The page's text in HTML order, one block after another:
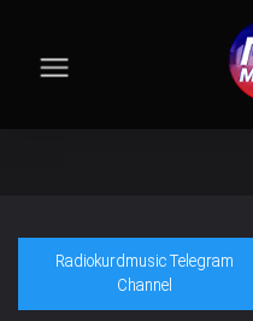
Radiokurdmusic Telegram
Channel